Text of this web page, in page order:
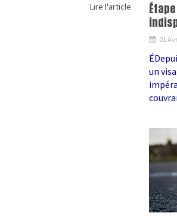
Lire l'article
01
un